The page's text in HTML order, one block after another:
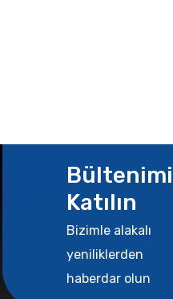
Katılın
Bizimle alakalı
yeniliklerden
haberdar olun